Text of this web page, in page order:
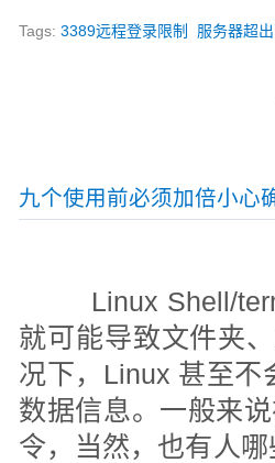
Tags:3389远程登录限制 服务器超
九个使用前必须加倍小心
Linux Shell/
就可能导致文件夹
况下，Linux 甚至不
数据信息。一般来
令，当然，也有人